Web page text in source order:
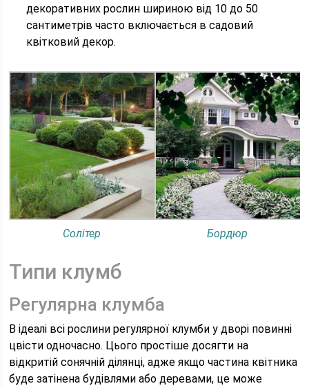
декоративних рослин шириною від 10 до 50
сантиметрів часто включається в садовий
квітковий декор.
Солітер Бордюр
Типи клумб
Регулярна клумба
В ідеалі всі рослини регулярної клумби у дворі повинні
цвісти одночасно. Цього простіше досягти на
відкритій сонячній ділянці, адже якщо частина квітника
буде затінена будівлями або деревами, це може